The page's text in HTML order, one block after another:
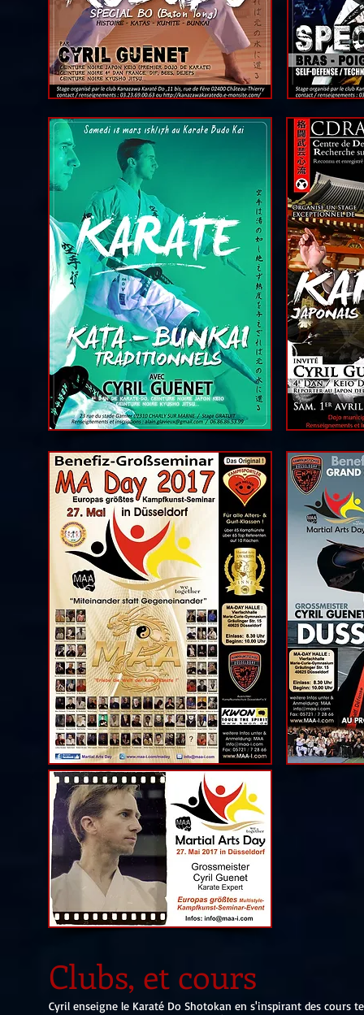
Clubs, et cours
Cyril enseigne le Karaté Do Shotokan en s'inspirant des cours